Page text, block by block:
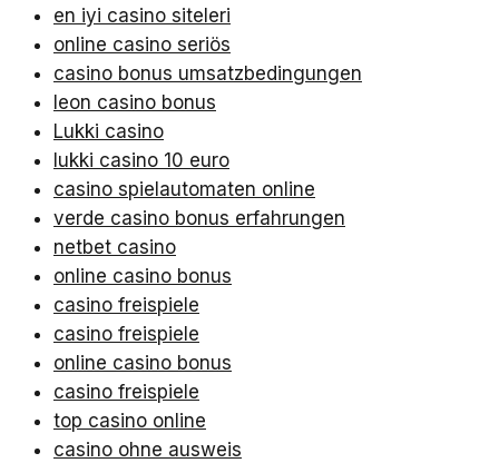
en iyi casino siteleri
online casino seriös
casino bonus umsatzbedingungen
leon casino bonus
Lukki casino
lukki casino 10 euro
casino spielautomaten online
verde casino bonus erfahrungen
netbet casino
online casino bonus
casino freispiele
casino freispiele
online casino bonus
casino freispiele
top casino online
casino ohne ausweis